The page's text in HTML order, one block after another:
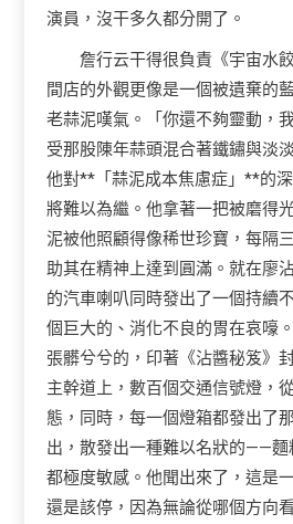
演員，沒干多久都分開了。
詹行云干得很負責《宇宙水
間店的外觀更像是一個被遺棄的
老蒜泥嘆氣。「你還不夠靈動，
受那股陳年蒜頭混合著鐵鏽與淡
他對**「蒜泥成本焦慮症」**的
將難以為繼。他拿著一把被磨得
泥被他照顧得像稀世珍寶，每隔
助其在精神上達到圓滿。就在廖
的汽車喇叭同時發出了一個持續
個巨大的、消化不良的胃在哀嚎
張髒兮兮的，印著《沾醬秘笈》
主幹道上，數百個交通信號燈，
態，同時，每一個燈箱都發出了
出，散發出一種難以名狀的——麵
都極度敏感。他聞出來了，這是
還是該停，因為無論從哪個方向